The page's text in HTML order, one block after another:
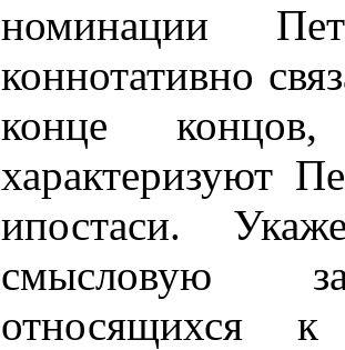
номинации
коннотативно
конце
характеризуют
ипостаси.
смысловую
относящихся к